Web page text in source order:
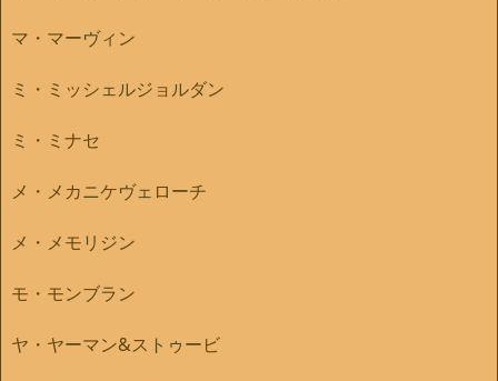
マ・マーヴィン
ミ・ミッシェルジョルダン
ミ・ミナセ
メ・メカニケヴェローチ
メ・メモリジン
モ・モンブラン
ヤ・ヤーマン&ストゥービ